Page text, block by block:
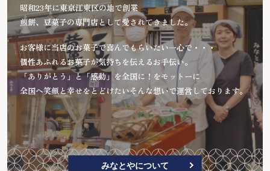
昭和23年に東京江東区の地で創業
煎餅、豆菓子の専門店として愛されてきました。
お客様に当店のお菓子で喜んでもらいたい一心で・・・
個性あふれるお菓子が気持ちを伝えるお手伝い。
「ありがとう」と「感動」を全国に！をモットーに
全国へ笑顔と幸せをとどけたいそんな想いで運営しております。
みなとやについて